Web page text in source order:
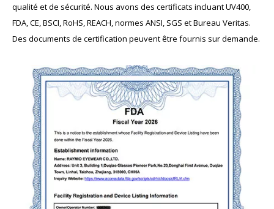
qualité et de sécurité. Nous avons des certificats incluant UV400,
FDA, CE, BSCI, RoHS, REACH, normes ANSI, SGS et Bureau Veritas.​​​​​​​
Des documents de certification peuvent être fournis sur demande.